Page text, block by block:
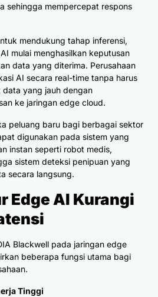
sehingga mempercepat respons
mendukung tahap inferensi,
mulai menghasilkan keputusan
data yang diterima. Perusahaan
AI secara real-time tanpa harus
yang jauh dengan
ke jaringan edge cloud.
peluang baru bagi berbagai sektor
digunakan pada sistem yang
instan seperti robot medis,
sistem deteksi penipuan yang
secara langsung.
Edge AI Kurangi
Blackwell pada jaringan edge
beberapa fungsi utama bagi
Tinggi